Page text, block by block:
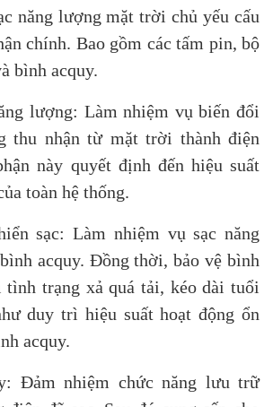
năng lượng mặt trời chủ yếu cấu
chính. Bao gồm các tấm pin, bộ
bình acquy.
lượng: Làm nhiệm vụ biến đổi
thu nhận từ mặt trời thành điện
này quyết định đến hiệu suất
toàn hệ thống.
sạc: Làm nhiệm vụ sạc năng
acquy. Đồng thời, bảo vệ bình
tình trạng xả quá tải, kéo dài tuổi
duy trì hiệu suất hoạt động ổn
acquy.
Đảm nhiệm chức năng lưu trữ